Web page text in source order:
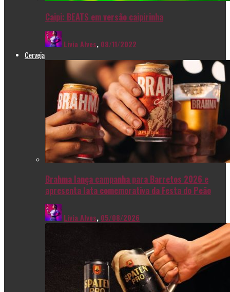
Caipi: BEATS em versão caipirinha
Livia Alves, 08/11/2022
Cerveja
Brahma lança campanha para Barretos 2026 e
apresenta lata comemorativa da Festa do Peão
Livia Alves, 05/08/2026